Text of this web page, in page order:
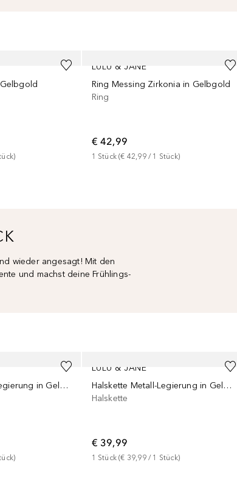
)
LULU & JANE
Ring Messing Zirkonia in Gelbgold
Ring
€ 42,99
1 Stück (€ 42,99 / 1 Stück)
wieder angesagt! Mit den
und machst deine Frühlings-
Armband Metall-Legierung in Gelbgold
)
LULU & JANE
Halskette Metall-Legierung in Gelbgold
Halskette
€ 39,99
1 Stück (€ 39,99 / 1 Stück)